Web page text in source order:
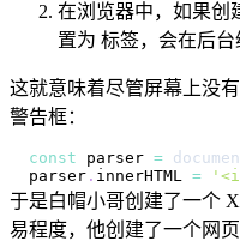
在浏览器中，如果创
置为 标签，会在后
这就意味着尽管屏幕上没
警告框：
const parser =
parser . innerHTML =
于是白帽小哥创建了一个
易程度，他创建了一个网